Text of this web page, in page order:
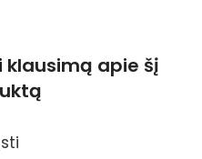
apie šį